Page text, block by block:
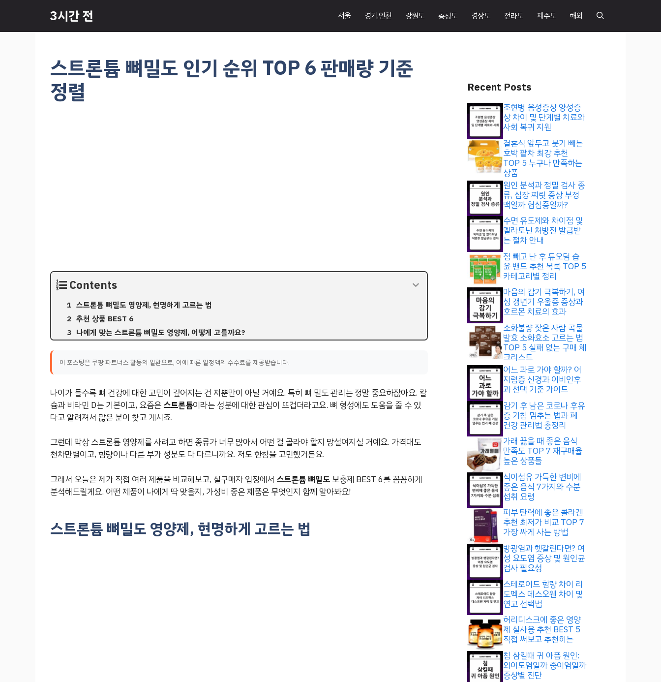
츠
3시간 전 서울 경기,인천 강원도 충청도 경상도 전라도 제주도 해외
스트론튬 뼈밀도 인기 순위 TOP 6 판매량 기준
정렬
Contents
스트론튬 뼈밀도 영양제, 현명하게 고르는 법
추천 상품 BEST 6
나에게 맞는 스트론튬 뼈밀도 영양제, 어떻게 고를까요?
이 포스팅은 쿠팡 파트너스 활동의 일환으로, 이에 따른 일정액의 수수료를 제공받습니다.
나이가 들수록 뼈 건강에 대한 고민이 깊어지는 건 저뿐만이 아닐 거예요. 특히 뼈 밀도 관리는 정말 중요하잖아요. 칼
슘과 비타민 D는 기본이고, 요즘은 스트론튬이라는 성분에 대한 관심이 뜨겁더라고요. 뼈 형성에도 도움을 줄 수 있
다고 알려져서 많은 분이 찾고 계시죠.
그런데 막상 스트론튬 영양제를 사려고 하면 종류가 너무 많아서 어떤 걸 골라야 할지 망설여지실 거예요. 가격대도
천차만별이고, 함량이나 다른 부가 성분도 다 다르니까요. 저도 한참을 고민했거든요.
그래서 오늘은 제가 직접 여러 제품을 비교해보고, 실구매자 입장에서 스트론튬 뼈밀도 보충제 BEST 6를 꼼꼼하게
분석해드릴게요. 어떤 제품이 나에게 딱 맞을지, 가성비 좋은 제품은 무엇인지 함께 알아봐요!
스트론튬 뼈밀도 영양제, 현명하게 고르는 법
Recent Posts
조현병 음성증상 양성증
상 차이 및 단계별 치료와
사회 복귀 지원
결혼식 앞두고 붓기 빼는
호박 팥차 최강 추천
TOP 5 누구나 만족하는
상품
원인 분석과 정밀 검사 종
류, 심장 찌릿 증상 부정
맥일까 협심증일까?
수면 유도제와 차이점 및
멜라토닌 처방전 발급받
는 절차 안내
점 빼고 난 후 듀오덤 습
윤 밴드 추천 목록 TOP 5
카테고리별 정리
마음의 감기 극복하기, 여
성 갱년기 우울증 증상과
호르몬 치료의 효과
소화불량 잦은 사람 곡물
발효 소화효소 고르는 법
TOP 5 실패 없는 구매 체
크리스트
어느 과로 가야 할까? 어
지럼증 신경과 이비인후
과 선택 기준 가이드
감기 후 남은 코로나 후유
증 기침 멈추는 법과 폐
건강 관리법 총정리
가래 끓을 때 좋은 음식
만족도 TOP 7 재구매율
높은 상품들
식이섬유 가득한 변비에
좋은 음식 7가지와 수분
섭취 요령
피부 탄력에 좋은 콜라겐
추천 최저가 비교 TOP 7
가장 싸게 사는 방법
방광염과 헷갈린다면? 여
성 요도염 증상 및 원인균
검사 필요성
스테로이드 함량 차이 리
도멕스 데스오웬 차이 및
연고 선택법
허리디스크에 좋은 영양
제 실사용 추천 BEST 5
직접 써보고 추천하는
침 삼킬때 귀 아픔 원인:
외이도염일까 중이염일까
증상별 진단